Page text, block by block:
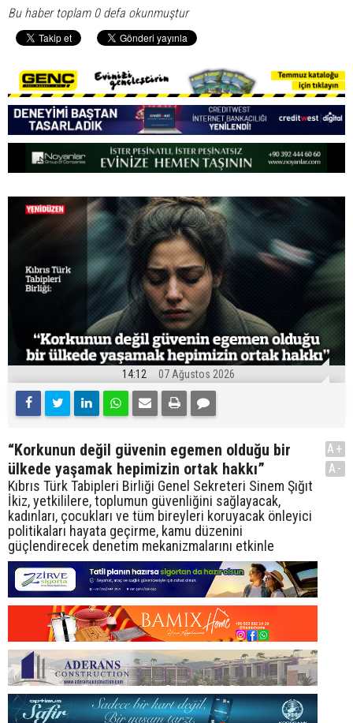
Bu haber toplam 0 defa okunmuştur
14:12 07 Ağustos 2026
“Korkunun değil güvenin egemen olduğu bir
ülkede yaşamak hepimizin ortak hakkı”
Kıbrıs Türk Tabipleri Birliği Genel Sekreteri Sinem Şığıt
İkiz, yetkililere, toplumun güvenliğini sağlayacak,
kadınları, çocukları ve tüm bireyleri koruyacak önleyici
politikaları hayata geçirme, kamu düzenini
güçlendirecek denetim mekanizmalarını etkinle
A+
A-